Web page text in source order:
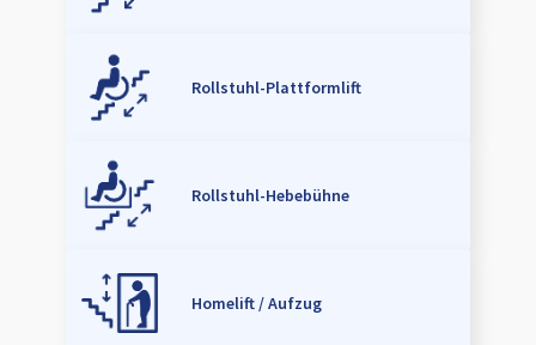
Rollstuhl-Plattformlift
Rollstuhl-Hebebühne
Homelift / Aufzug